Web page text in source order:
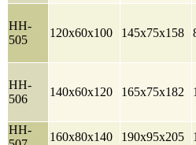
HH-
505
120x60x100 145x75x158
HH-
506
140x60x120 165x75x182
HH-
160x80x140 190x95x205